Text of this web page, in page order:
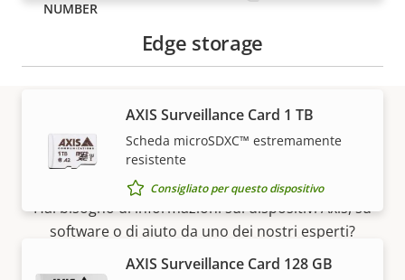
Edge storage
AXIS Surveillance Card 1 TB
Scheda microSDXC™ estremamente
resistente
Consigliato per questo dispositivo
AXIS Surveillance Card 128 GB
Supporto e risorse
Hai bisogno di informazioni sui dispositivi Axis, su
software o di aiuto da uno dei nostri esperti?